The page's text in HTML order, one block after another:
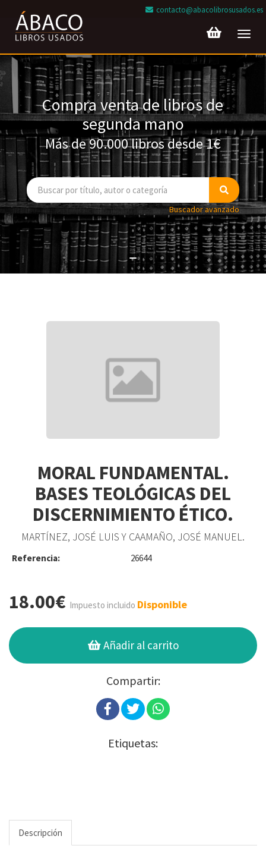
contacto@abacolibrosusados.es
Compra venta de libros de
segunda mano
Más de 90.000 libros desde 1€
Buscador avanzado
MORAL FUNDAMENTAL.
BASES TEOLÓGICAS DEL
DISCERNIMIENTO ÉTICO.
MARTÍNEZ, JOSÉ LUIS Y CAAMAÑO, JOSÉ MANUEL.
Referencia: 26644
18.00€ Impuesto incluido Disponible
Añadir al carrito
Compartir:
Etiquetas:
Descripción